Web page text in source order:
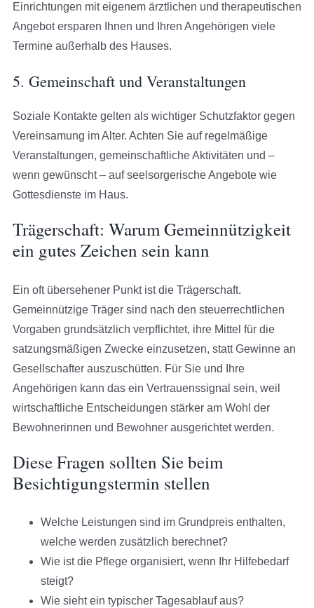
Einrichtungen mit eigenem ärztlichen und therapeutischen
Angebot ersparen Ihnen und Ihren Angehörigen viele
Termine außerhalb des Hauses.
5. Gemeinschaft und Veranstaltungen
Soziale Kontakte gelten als wichtiger Schutzfaktor gegen
Vereinsamung im Alter. Achten Sie auf regelmäßige
Veranstaltungen, gemeinschaftliche Aktivitäten und –
wenn gewünscht – auf seelsorgerische Angebote wie
Gottesdienste im Haus.
Trägerschaft: Warum Gemeinnützigkeit
ein gutes Zeichen sein kann
Ein oft übersehener Punkt ist die Trägerschaft.
Gemeinnützige Träger sind nach den steuerrechtlichen
Vorgaben grundsätzlich verpflichtet, ihre Mittel für die
satzungsmäßigen Zwecke einzusetzen, statt Gewinne an
Gesellschafter auszuschütten. Für Sie und Ihre
Angehörigen kann das ein Vertrauenssignal sein, weil
wirtschaftliche Entscheidungen stärker am Wohl der
Bewohnerinnen und Bewohner ausgerichtet werden.
Diese Fragen sollten Sie beim
Besichtigungstermin stellen
Welche Leistungen sind im Grundpreis enthalten,
welche werden zusätzlich berechnet?
Wie ist die Pflege organisiert, wenn Ihr Hilfebedarf
steigt?
Wie sieht ein typischer Tagesablauf aus?